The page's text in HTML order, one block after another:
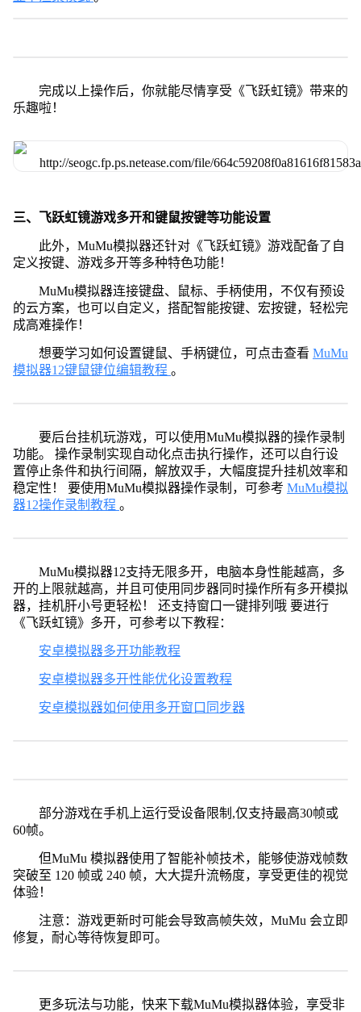
完成以上操作后，你就能尽情享受《飞跃虹镜》带来的
乐趣啦！
三、飞跃虹镜游戏多开和键鼠按键等功能设置
此外，MuMu模拟器还针对《飞跃虹镜》游戏配备了自
定义按键、游戏多开等多种特色功能！
MuMu模拟器连接键盘、鼠标、手柄使用，不仅有预设
的云方案，也可以自定义，搭配智能按键、宏按键，轻松完
成高难操作！
想要学习如何设置键鼠、手柄键位，可点击查看 MuMu
模拟器12键鼠键位编辑教程 。
要后台挂机玩游戏，可以使用MuMu模拟器的操作录制
功能。 操作录制实现自动化点击执行操作，还可以自行设
置停止条件和执行间隔，解放双手，大幅度提升挂机效率和
稳定性！ 要使用MuMu模拟器操作录制，可参考 MuMu模拟
器12操作录制教程 。
MuMu模拟器12支持无限多开，电脑本身性能越高，多
开的上限就越高，并且可使用同步器同时操作所有多开模拟
器，挂机肝小号更轻松！ 还支持窗口一键排列哦 要进行
《飞跃虹镜》多开，可参考以下教程：
安卓模拟器多开功能教程
安卓模拟器多开性能优化设置教程
安卓模拟器如何使用多开窗口同步器
部分游戏在手机上运行受设备限制,仅支持最高30帧或
60帧。
但MuMu 模拟器使用了智能补帧技术，能够使游戏帧数
突破至 120 帧或 240 帧，大大提升流畅度，享受更佳的视觉
体验！
注意：游戏更新时可能会导致高帧失效，MuMu 会立即
修复，耐心等待恢复即可。
更多玩法与功能，快来下载MuMu模拟器体验，享受非